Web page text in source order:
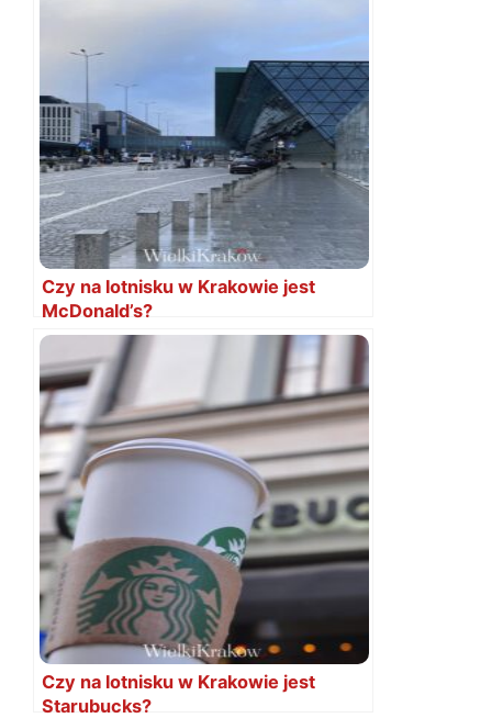
Czy na lotnisku w Krakowie jest
McDonald’s?
Czy na lotnisku w Krakowie jest
Starubucks?